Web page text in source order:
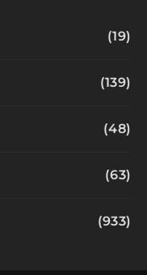
(19)
(139)
(48)
(63)
(933)